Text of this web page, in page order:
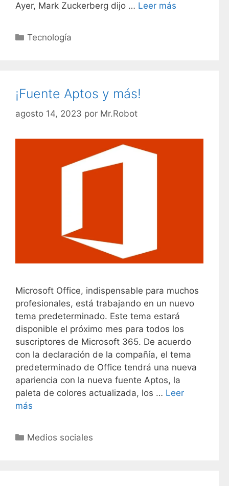
Ayer, Mark Zuckerberg dijo … Leer más
C
o
r
a
Tecnología
¡Fuente Aptos y más!
agosto 14, 2023 por Mr.Robot
Microsoft Office, indispensable para muchos
profesionales, está trabajando en un nuevo
tema predeterminado. Este tema estará
disponible el próximo mes para todos los
suscriptores de Microsoft 365. De acuerdo
con la declaración de la compañía, el tema
predeterminado de Office tendrá una nueva
apariencia con la nueva fuente Aptos, la
paleta de colores actualizada, los … Leer
más
C
Medios sociales